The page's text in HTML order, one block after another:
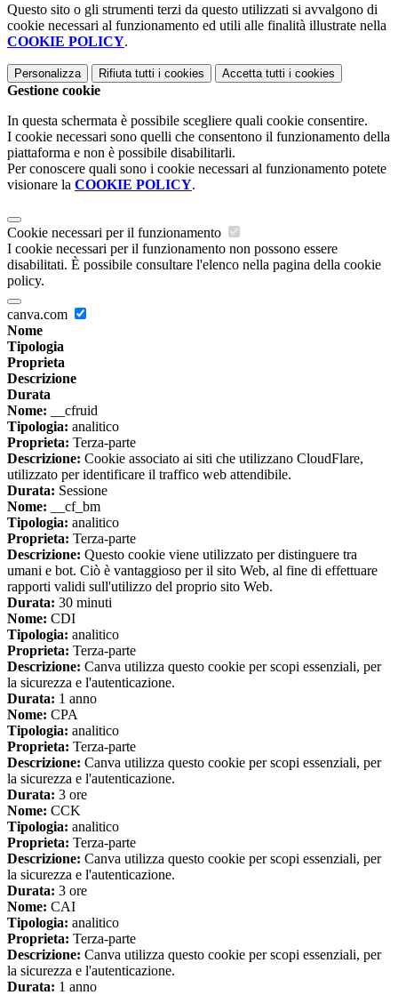
Questo sito o gli strumenti terzi da questo utilizzati si avvalgono di
cookie necessari al funzionamento ed utili alle finalità illustrate nella
COOKIE POLICY.
Personalizza Rifiuta tutti i cookies Accetta tutti i cookies
Gestione cookie
In questa schermata è possibile scegliere quali cookie consentire.
I cookie necessari sono quelli che consentono il funzionamento della
piattaforma e non è possibile disabilitarli.
Per conoscere quali sono i cookie necessari al funzionamento potete
visionare la COOKIE POLICY.
Cookie necessari per il funzionamento
I cookie necessari per il funzionamento non possono essere
disabilitati. È possibile consultare l'elenco nella pagina della cookie
policy.
canva.com
Nome
Tipologia
Proprieta
Descrizione
Durata
Nome: __cfruid
Tipologia: analitico
Proprieta: Terza-parte
Descrizione: Cookie associato ai siti che utilizzano CloudFlare,
utilizzato per identificare il traffico web attendibile.
Durata: Sessione
Nome: __cf_bm
Tipologia: analitico
Proprieta: Terza-parte
Descrizione: Questo cookie viene utilizzato per distinguere tra
umani e bot. Ciò è vantaggioso per il sito Web, al fine di effettuare
rapporti validi sull'utilizzo del proprio sito Web.
Durata: 30 minuti
Nome: CDI
Tipologia: analitico
Proprieta: Terza-parte
Descrizione: Canva utilizza questo cookie per scopi essenziali, per
la sicurezza e l'autenticazione.
Durata: 1 anno
Nome: CPA
Tipologia: analitico
Proprieta: Terza-parte
Descrizione: Canva utilizza questo cookie per scopi essenziali, per
la sicurezza e l'autenticazione.
Durata: 3 ore
Nome: CCK
Tipologia: analitico
Proprieta: Terza-parte
Descrizione: Canva utilizza questo cookie per scopi essenziali, per
la sicurezza e l'autenticazione.
Durata: 3 ore
Nome: CAI
Tipologia: analitico
Proprieta: Terza-parte
Descrizione: Canva utilizza questo cookie per scopi essenziali, per
la sicurezza e l'autenticazione.
Durata: 1 anno